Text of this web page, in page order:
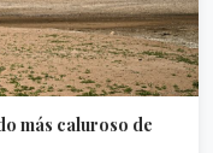
más caluroso de